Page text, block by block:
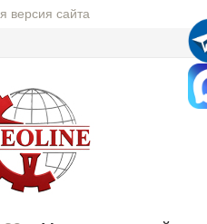
версия сайта